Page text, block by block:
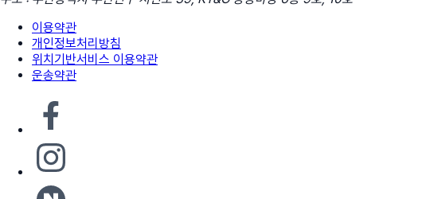
이용약관
개인정보처리방침
위치기반서비스 이용약관
운송약관